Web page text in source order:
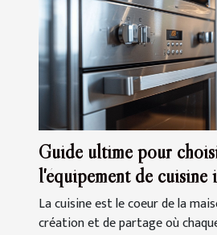
Guide ultime pour
l'équipement de cuisine
La cuisine est le coeur de la
création et de partage où